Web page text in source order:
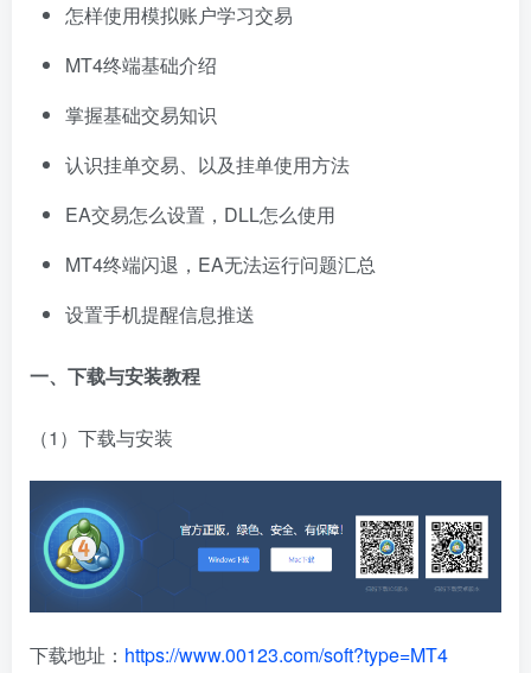
怎样使用模拟账户学习交易
MT4终端基础介绍
掌握基础交易知识
认识挂单交易、以及挂单使用方法
EA交易怎么设置，DLL怎么使用
MT4终端闪退，EA无法运行问题汇总
设置手机提醒信息推送
一、下载与安装教程
（1）下载与安装
下载地址： https://www.00123.com/soft?type=MT4